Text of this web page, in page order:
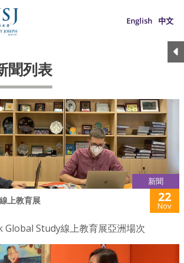
English 中文
聞列表
新聞
上教育展 22
Nov
Study線上教育展亞洲場次